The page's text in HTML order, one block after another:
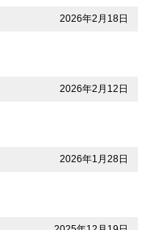
2026年2月18日
2026年2月12日
2026年1月28日